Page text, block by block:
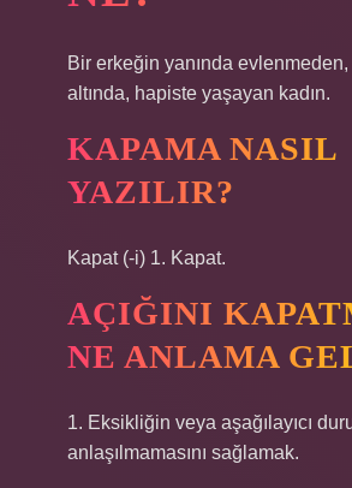
Bir erkeğin yanında
altında, hapiste yaşayan kadın.
KAPAMA NASIL
YAZILIR?
Kapat (-i) 1. Kapat.
AÇIĞINI
NE ANLAMA
1. Eksikliğin veya aşağılayıcı
anlaşılmamasını sağlamak.